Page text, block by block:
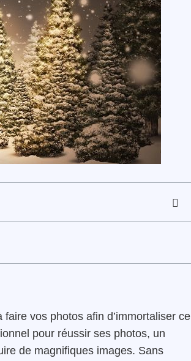
vos photos afin d’immortaliser ce
pour réussir ses photos, un
de magnifiques images. Sans